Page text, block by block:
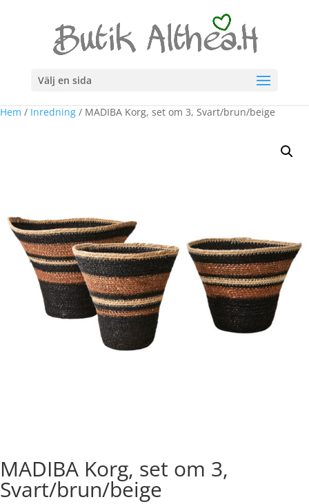
Välj en sida
Hem / Inredning / MADIBA Korg, set om 3, Svart/brun/beige
MADIBA Korg, set om 3,
Svart/brun/beige